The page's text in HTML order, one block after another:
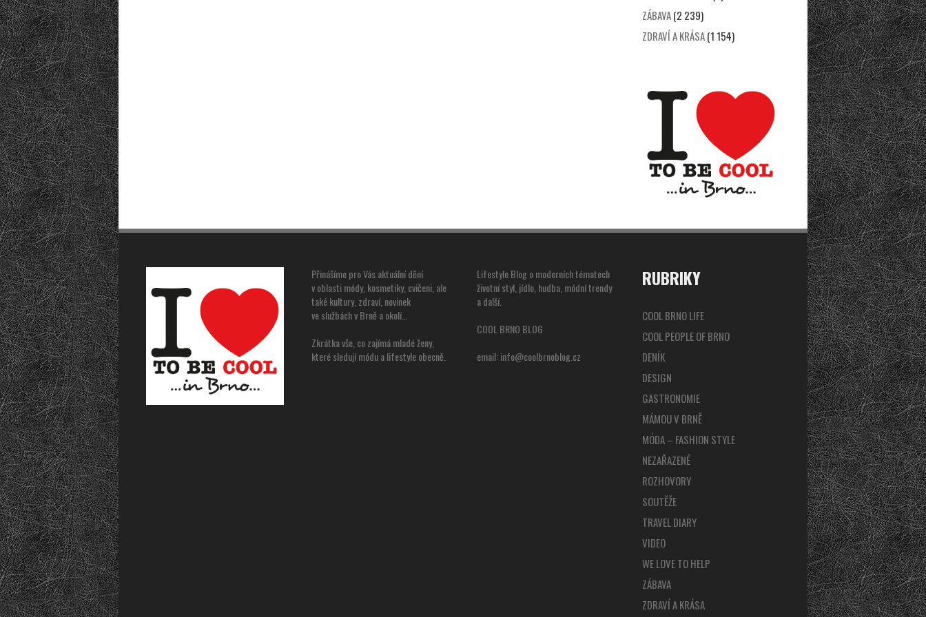
ZÁBAVA(2 239)
ZDRAVÍ A KRÁSA(1 154)
Přinášíme pro Vás aktuální dění
v oblasti módy, kosmetiky, cvičeni, ale
také kultury, zdraví, novinek
ve službách v Brně a okolí…
Zkrátka vše, co zajímá mladé ženy,
které sledují módu a lifestyle obecně.
Lifestyle Blog o moderních tématech
životní styl, jídlo, hudba, módní trendy
a další.
COOL BRNO BLOG
email:info@coolbrnoblog.cz
RUBRIKY
COOL BRNO LIFE
COOL PEOPLE OF BRNO
DENÍK
DESIGN
GASTRONOMIE
MÁMOU V BRNĚ
MÓDA – FASHION STYLE
NEZAŘAZENÉ
ROZHOVORY
SOUTĚŽE
TRAVEL DIARY
VIDEO
WE LOVE TO HELP
ZÁBAVA
ZDRAVÍ A KRÁSA